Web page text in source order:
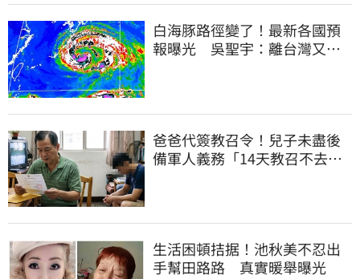
白海豚路徑變了！最新各國預
報曝光 吳聖宇：離台灣又更
爸爸代簽教召令！兒子未盡後
備軍人義務「14天教召不去」
生活困頓拮据！池秋美不忍出
手幫田路路 真實暖舉曝光